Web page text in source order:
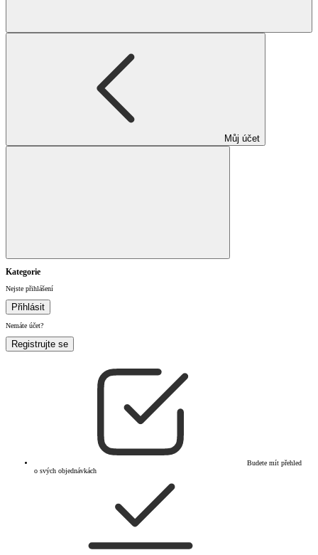
Můj účet
Kategorie
Nejste přihlášení
Přihlásit
Nemáte účet?
Registrujte se
Budete mít přehled
o svých objednávkách